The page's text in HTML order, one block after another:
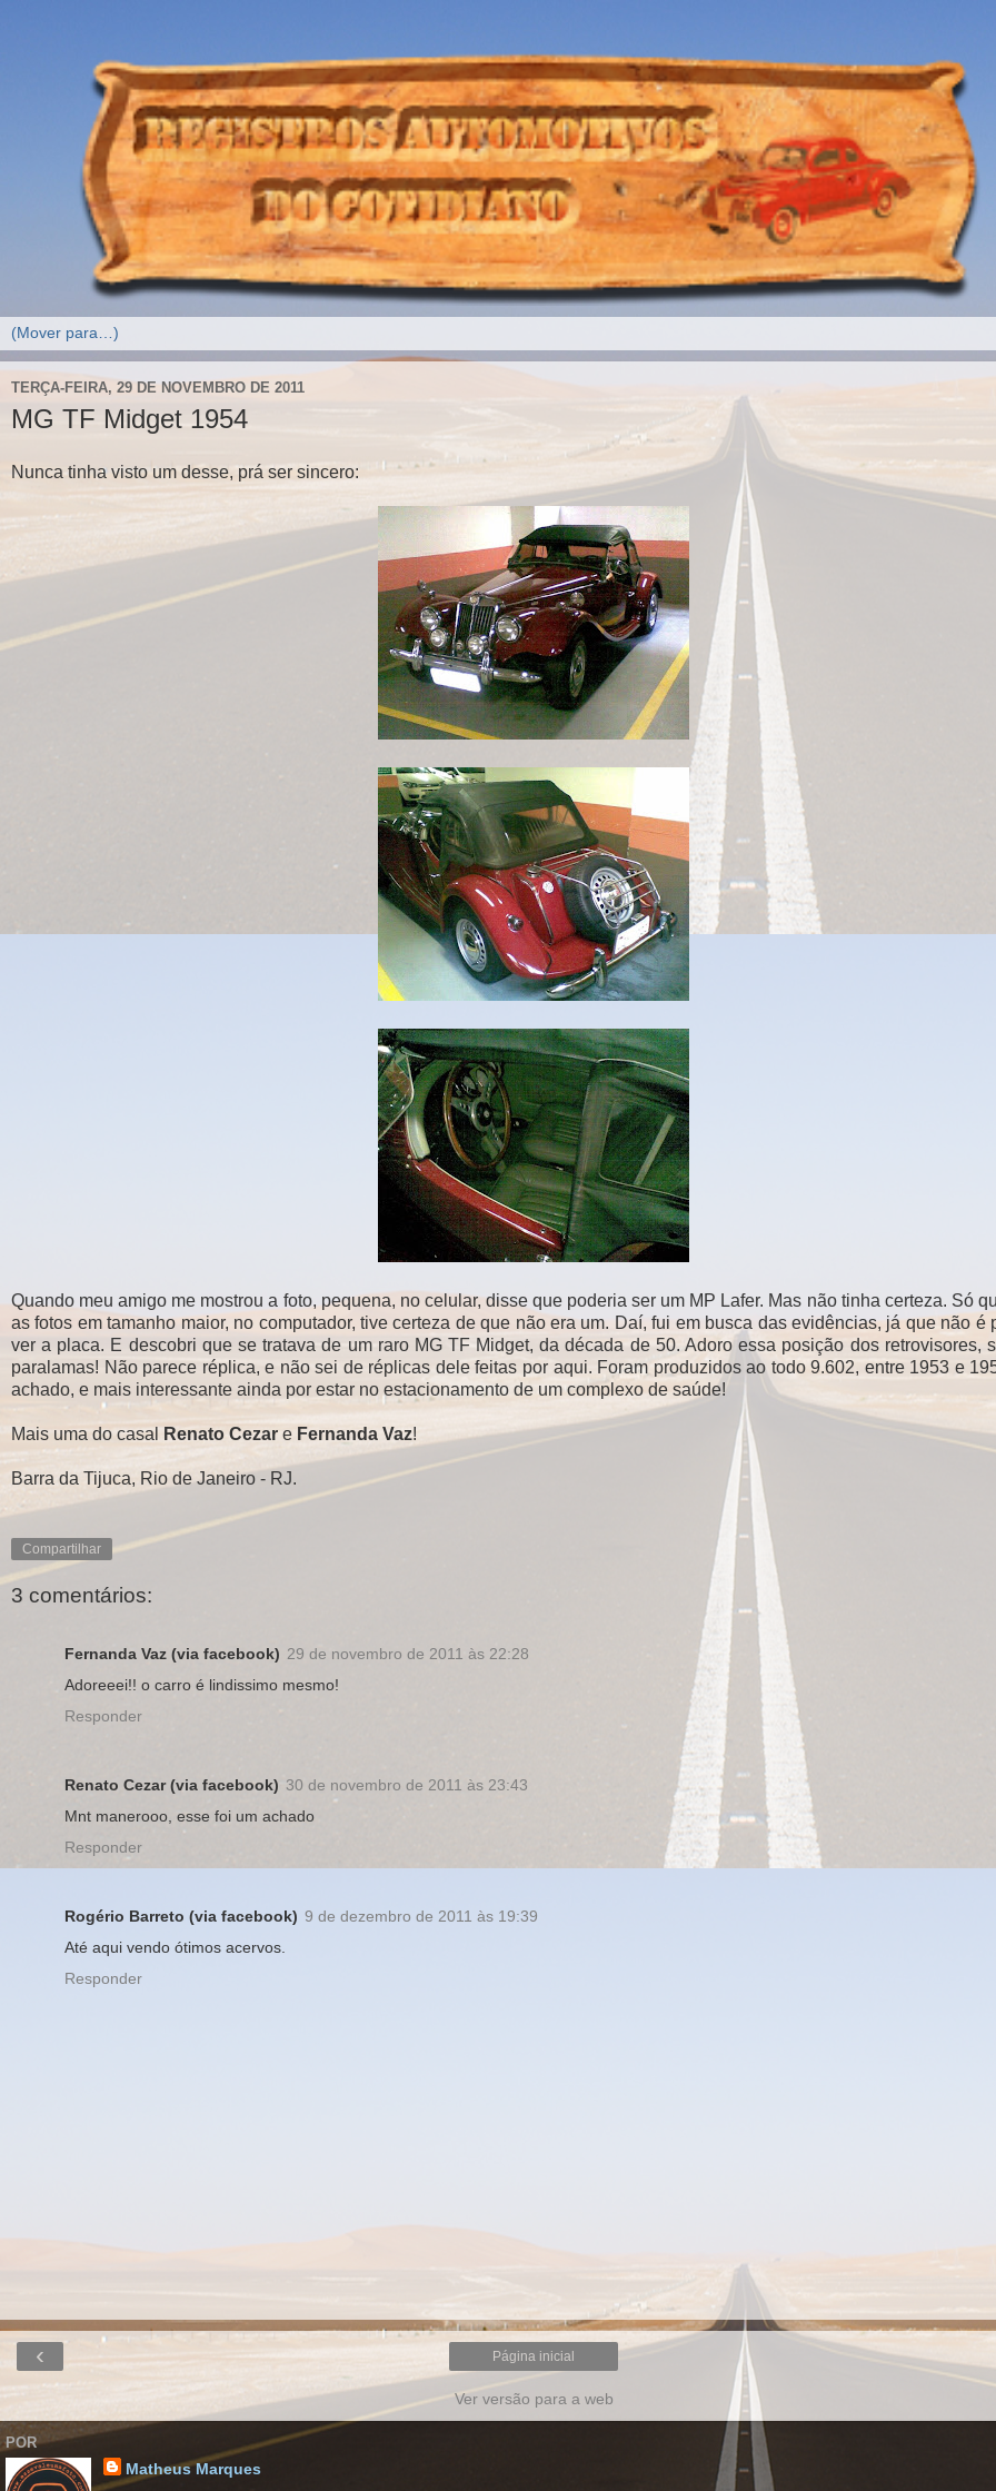
TERÇA-FEIRA, 29 DE NOVEMBRO DE 2011
MG TF Midget 1954
Nunca tinha visto um desse, prá ser sincero:
Quando meu amigo me mostrou a foto, pequena, no celular, disse que poderia ser um MP Lafer. Mas não tinha certeza. Só
as fotos em tamanho maior, no computador, tive certeza de que não era um. Daí, fui em busca das evidências, já que não é
ver a placa. E descobri que se tratava de um raro MG TF Midget, da década de 50. Adoro essa posição dos retrovisores,
paralamas! Não parece réplica, e não sei de réplicas dele feitas por aqui. Foram produzidos ao todo 9.602, entre 1953 e
achado, e mais interessante ainda por estar no estacionamento de um complexo de saúde!
Mais uma do casal Renato Cezar e Fernanda Vaz!
Barra da Tijuca, Rio de Janeiro - RJ.
Compartilhar
3 comentários:
Fernanda Vaz (via facebook) 29 de novembro de 2011 às 22:28
Adoreeei!! o carro é lindissimo mesmo!
Responder
Renato Cezar (via facebook) 30 de novembro de 2011 às 23:43
Mnt manerooo, esse foi um achado
Responder
Rogério Barreto (via facebook) 9 de dezembro de 2011 às 19:39
Até aqui vendo ótimos acervos.
Responder
‹ Página inicial
Ver versão para a web
POR
Matheus Marques